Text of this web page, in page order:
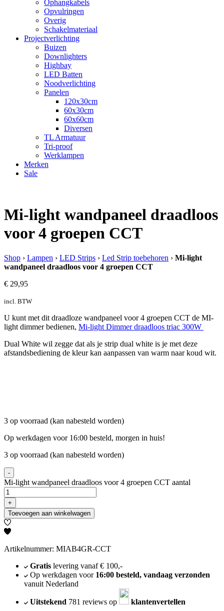
Ophangkabels
Opvulringen
Overig
Schakelmateriaal
Projectverlichting
Buizen
Downlighters
Highbay
LED Batten
Noodverlichting
Panelen
120x30cm
60x30cm
60x60cm
Diversen
TL Armatuur
Tri-proof
Werklampen
Merken
Sale
Mi-light wandpaneel draadloos
voor 4 groepen CCT
Shop › Lampen › LED Strips › Led Strip toebehoren › Mi-light
wandpaneel draadloos voor 4 groepen CCT
€ 29,95
incl. BTW
U kunt met dit draadloze wandpaneel voor 4 groepen CCT de MI-
light dimmer bedienen, Mi-light Dimmer draadloos triac 300W
Dual White wil zegge dat als je strip dual white is je met deze
afstandsbediening de kleur kan aanpassen van warm naar koud wit.
3 op voorraad (kan nabesteld worden)
Op werkdagen voor 16:00 besteld, morgen in huis!
3 op voorraad (kan nabesteld worden)
-
Mi-light wandpaneel draadloos voor 4 groepen CCT aantal
+
Toevoegen aan winkelwagen
Artikelnummer: MIAB4GR-CCT
Gratislevering vanaf € 100,-
Op werkdagen voor 16:00 besteld, vandaag verzonden
vanuit Nederland
Uitstekend 781 reviews op klantenvertellen